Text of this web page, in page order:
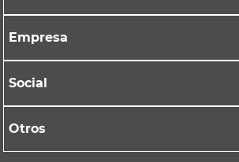
Empresa
Social
Otros